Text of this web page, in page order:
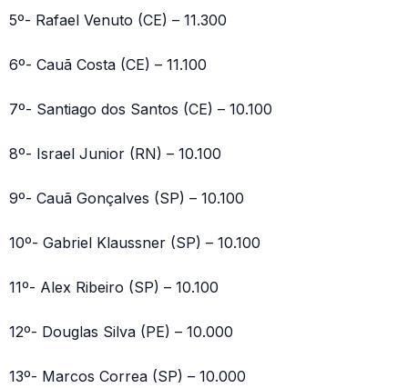
5º- Rafael Venuto (CE) – 11.300
6º- Cauã Costa (CE) – 11.100
7º- Santiago dos Santos (CE) – 10.100
8º- Israel Junior (RN) – 10.100
9º- Cauã Gonçalves (SP) – 10.100
10º- Gabriel Klaussner (SP) – 10.100
11º- Alex Ribeiro (SP) – 10.100
12º- Douglas Silva (PE) – 10.000
13º- Marcos Correa (SP) – 10.000